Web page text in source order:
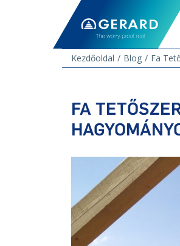
Kezdőoldal
Blog Fa
FA